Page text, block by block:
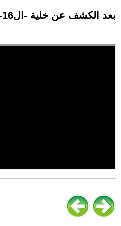
بعد الكشف عن خلية -ال16- هل هي بداية نهاية الإخوان المسلمين في الأردن؟